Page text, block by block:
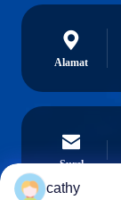
Alamat
Surel
cathy